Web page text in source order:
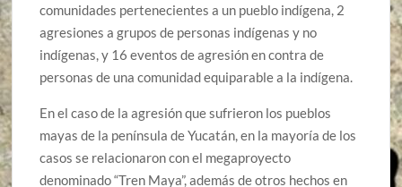
comunidades pertenecientes a un pueblo indígena, 2
agresiones a grupos de personas indígenas y no
indígenas, y 16 eventos de agresión en contra de
personas de una comunidad equiparable a la indígena.
En el caso de la agresión que sufrieron los pueblos
mayas de la península de Yucatán, en la mayoría de los
casos se relacionaron con el megaproyecto
denominado “Tren Maya”, además de otros hechos en